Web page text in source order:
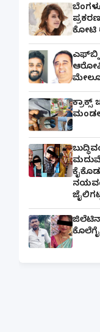
ಕೋಟಿ
ಎಫ್‌ಬಿ
ಮಂಡಲ